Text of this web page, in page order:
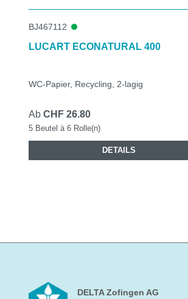
BJ467112
LUCART ECONATURAL 400
WC-Papier, Recycling, 2-lagig
Ab CHF 26.80
5 Beutel à 6 Rolle(n)
DETAILS
DELTA Zofingen AG